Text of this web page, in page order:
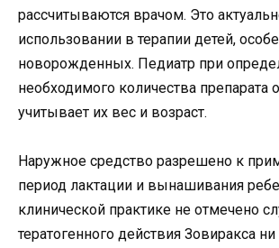
рассчитываются врачом. Это
использовании в терапии детей,
новорожденных. Педиатр при
необходимого количества препарата
учитывает их вес и возраст.
Наружное средство разрешено к
период лактации и вынашивания
клинической практике не отмечено
тератогенного действия Зовиракса